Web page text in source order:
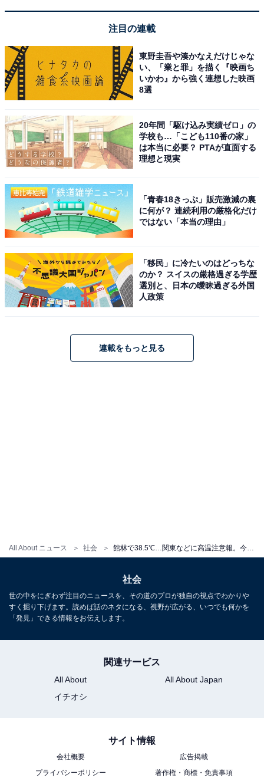
All About ニュース 社会
熱中症になったときの応急手当・対処法
順で対処するようにと述べています。
涼しい場所に移動させる……屋内ならクーラーの効いた
部屋へ。屋外なら風通しのある日陰に
身体を冷やす……衣服を緩めたり脱がしたりして、首、
脇、足の付け根を冷やしたり、身体に水をかけたり、団
扇や扇子などで風を起こす
水分や塩分を補給する…スポーツドリンクなどの塩分を
「意識喪失やけいれんが表れるなどの重症な場合は、速
やかに医療機関に搬送する必要があります。まずは予防
熱中症予防に「コップ一杯の牛乳」が効果的なワケ
注目の連載
東野圭吾や湊かなえだけじゃな
い、「業と罪」を描く『映画ち
いかわ』から強く連想した映画
8選
20年間「駆け込み実績ゼロ」の
学校も…「こども110番の家」
は本当に必要？ PTAが直面する
理想と現実
「青春18きっぷ」販売激減の裏
に何が？ 連続利用の厳格化だけ
ではない「本当の理由」
「移民」に冷たいのはどっちな
のか？ スイスの厳格過ぎる学歴
選別と、日本の曖昧過ぎる外国
人政策
連載をもっと見る
社会
世の中をにぎわず注目のニュースを、その道のプロが独自の視点でわかりや
すく掘り下げます。読めば話のネタになる、視野が広がる、いつでも何かを
「発見」できる情報をお伝えします。
関連サービス
All About
All About Japan
イチオシ
サイト情報
会社概要
広告掲載
プライバシーポリシー
著作権・商標・免責事項